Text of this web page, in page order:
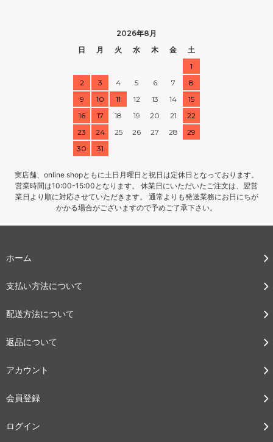
2026年8月
日
月 火 水 木 金
土
1
2
3 4 5 6 7
8
9
10 11 12 13 14
15
16
17 18 19 20 21
22
23
24 25 26 27 28
29
30
31
実店舗、online shopともに土日月曜日と祝日は定休日となっております。
営業時間は10:00-15:00となります。 休業日にいただいたご注文は、翌営
業日より順に対応させていただきます。 通常よりも発送業務にお日にちが
かかる場合がございますので予めご了承下さい。
ホーム
支払い方法について
配送方法について
返品について
アカウント
会員登録
ログイン